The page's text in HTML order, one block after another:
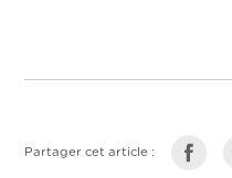
Partager cet article :